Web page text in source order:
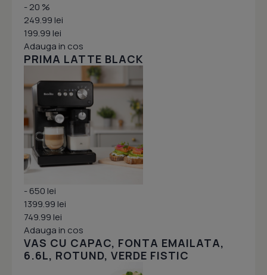
- 20 %
249.99 lei
199.99 lei
Adauga in cos
PRIMA LATTE BLACK
- 650 lei
1399.99 lei
749.99 lei
Adauga in cos
VAS CU CAPAC, FONTA EMAILATA,
6.6L, ROTUND, VERDE FISTIC